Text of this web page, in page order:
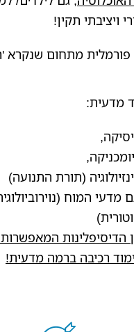
ויציבתי תקין!
פורמלית מתחום שנקרא
מדעית:
(תורת התנועה)
מדעי המוח
הדיסיפלינות המאפשרות
רכיבה ברמה מדעית!